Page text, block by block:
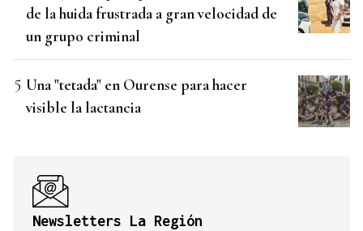
de la huida frustrada a gran velocidad de
un grupo criminal
Una "tetada" en Ourense para hacer
visible la lactancia
Newsletters La Región